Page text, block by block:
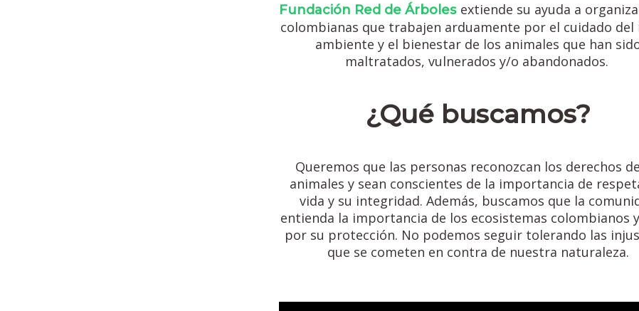
Fundación Red de Árboles extiende su ayuda a
colombianas que trabajen arduamente por el cuidado del
ambiente y el bienestar de los animales que han
maltratados, vulnerados y/o abandonados.
¿Qué buscamos?
Queremos que las personas reconozcan los derechos
animales y sean conscientes de la importancia de
vida y su integridad. Además, buscamos que la
entienda la importancia de los ecosistemas colombianos
por su protección. No podemos seguir tolerando las
que se cometen en contra de nuestra naturaleza.